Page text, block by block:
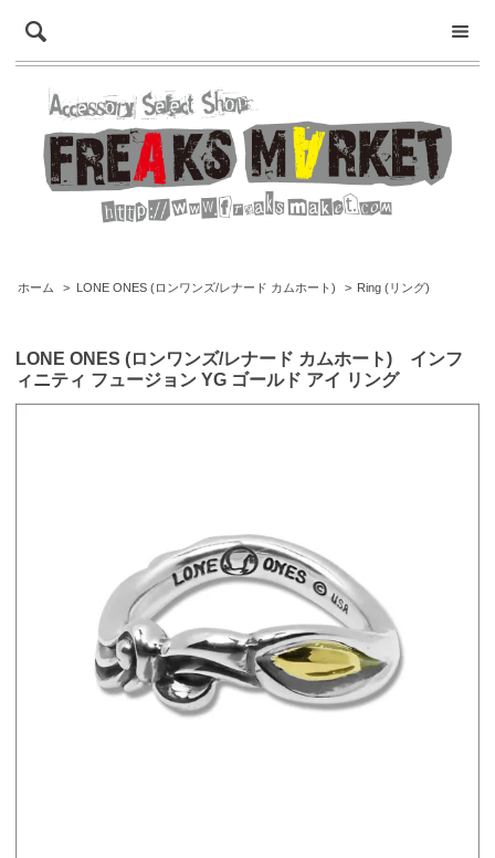
ホーム > LONE ONES (ロンワンズ/レナード カムホート) > Ring (リング)
LONE ONES (ロンワンズ/レナード カムホート) インフ
ィニティ フュージョン YG ゴールド アイ リング